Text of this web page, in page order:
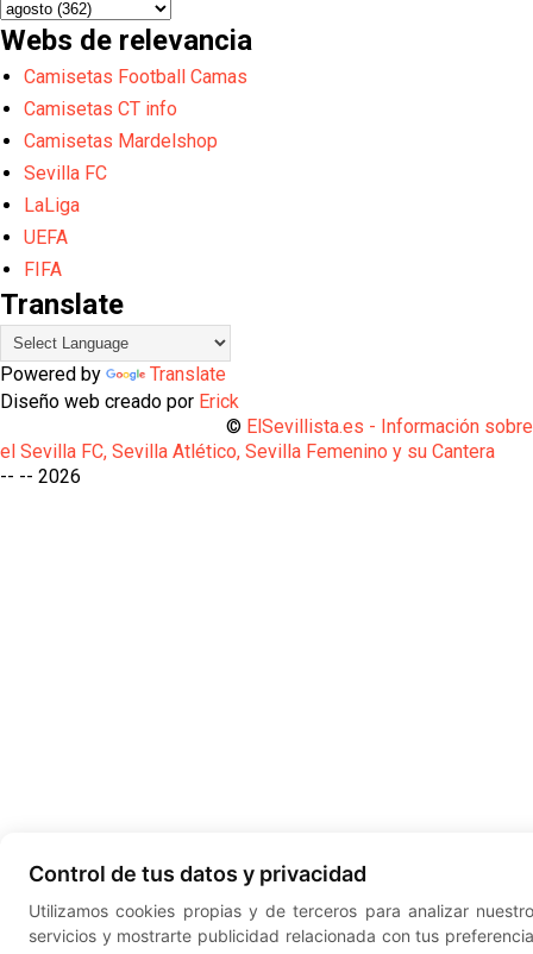
Webs de relevancia
Camisetas Football Camas
Camisetas CT info
Camisetas Mardelshop
Sevilla FC
LaLiga
UEFA
FIFA
Translate
Powered by
Translate
Diseño web creado por Erick
© ElSevillista.es - Información sobre
el Sevilla FC, Sevilla Atlético, Sevilla Femenino y su Cantera
-- --
Control de tus datos y privacidad
Utilizamos cookies propias y de terceros para analizar
servicios y mostrarte publicidad relacionada con tus
2026